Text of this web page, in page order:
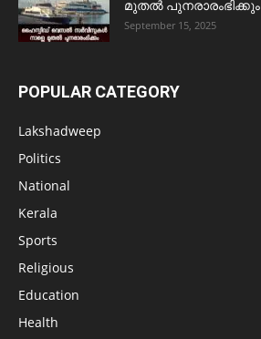
മുതൽ പുനരാരംഭിക്കും
September 15, 2025
POPULAR CATEGORY
Lakshadweep
Politics
National
Kerala
Sports
Religious
Education
Health